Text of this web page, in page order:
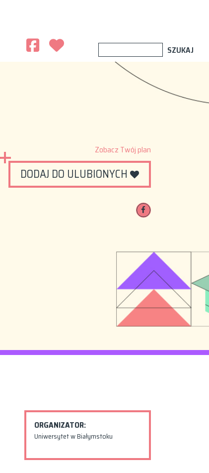
Zobacz Twój plan
DODAJ DO ULUBIONYCH
ORGANIZATOR:
Uniwersytet w Białymstoku